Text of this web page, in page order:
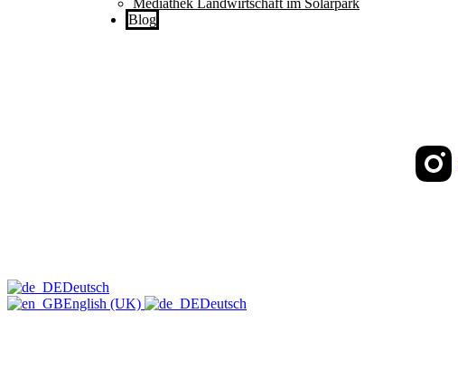
Mediathek Landwirtschaft im Solarpark
Blog
Deutsch
English (UK)
Deutsch